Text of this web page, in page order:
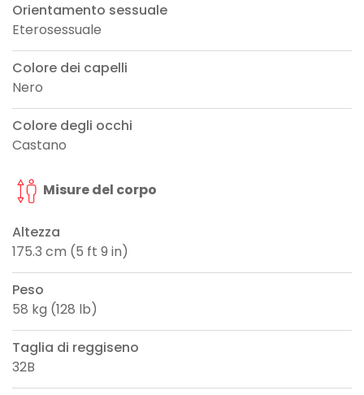
Orientamento sessuale
Eterosessuale
Colore dei capelli
Nero
Colore degli occhi
Castano
Misure del corpo
Altezza
175.3 cm (5 ft 9 in)
Peso
58 kg (128 lb)
Taglia di reggiseno
32B